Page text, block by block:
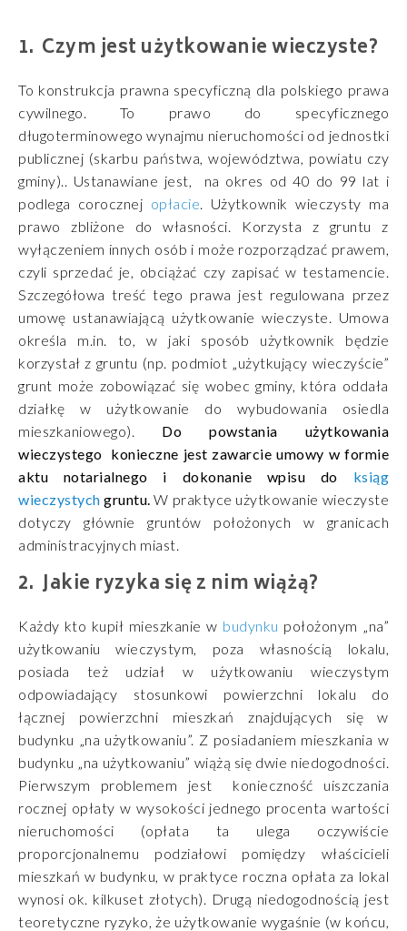
Czym jest użytkowanie wieczyste?
To konstrukcja prawna specyficzną dla polskiego prawa
cywilnego. To prawo do specyficznego
długoterminowego wynajmu nieruchomości od jednostki
publicznej (skarbu państwa, województwa, powiatu czy
gminy).. Ustanawiane jest, na okres od 40 do 99 lat i
podlega corocznej opłacie . Użytkownik wieczysty ma
prawo zbliżone do własności. Korzysta z gruntu z
wyłączeniem innych osób i może rozporządzać prawem,
czyli sprzedać je, obciążać czy zapisać w testamencie.
Szczegółowa treść tego prawa jest regulowana przez
umowę ustanawiającą użytkowanie wieczyste. Umowa
określa m.in. to, w jaki sposób użytkownik będzie
korzystał z gruntu (np. podmiot „użytkujący wieczyście”
grunt może zobowiązać się wobec gminy, która oddała
działkę w użytkowanie do wybudowania osiedla
mieszkaniowego).
Do powstania użytkowania
wieczystego konieczne jest zawarcie umowy w formie
aktu notarialnego i dokonanie wpisu do ksiąg
wieczystych gruntu. W praktyce użytkowanie wieczyste
dotyczy głównie gruntów położonych w granicach
administracyjnych miast.
Jakie ryzyka się z nim wiążą?
Każdy kto kupił mieszkanie w budynku położonym „na”
użytkowaniu wieczystym, poza własnością lokalu,
posiada też udział w użytkowaniu wieczystym
odpowiadający stosunkowi powierzchni lokalu do
łącznej powierzchni mieszkań znajdujących się w
budynku „na użytkowaniu”. Z posiadaniem mieszkania w
budynku „na użytkowaniu” wiążą się dwie niedogodności.
Pierwszym problemem jest konieczność uiszczania
rocznej opłaty w wysokości jednego procenta wartości
nieruchomości (opłata ta ulega oczywiście
proporcjonalnemu podziałowi pomiędzy właścicieli
mieszkań w budynku, w praktyce roczna opłata za lokal
wynosi ok. kilkuset złotych). Drugą niedogodnością jest
teoretyczne ryzyko, że użytkowanie wygaśnie (w końcu,